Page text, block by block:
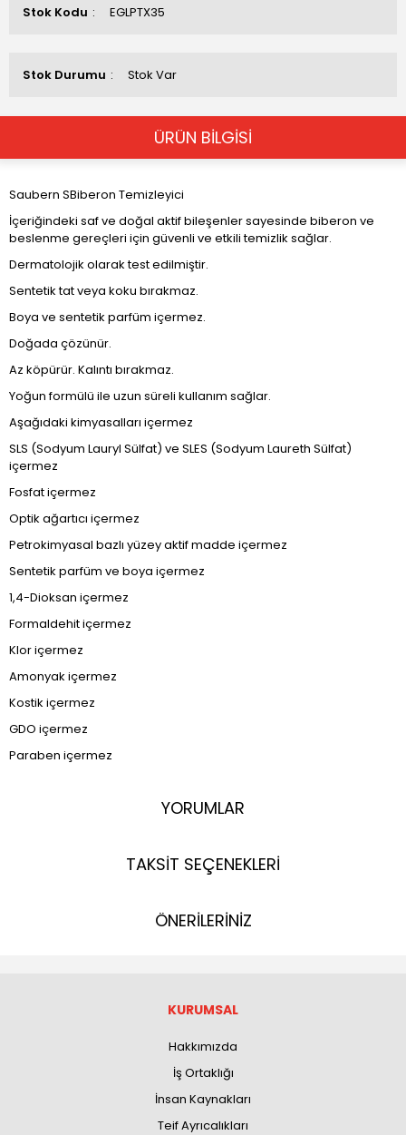
Stok Kodu EGLPTX35
Stok Durumu Stok Var
ÜRÜN BİLGİSİ
Saubern SBiberon Temizleyici
İçeriğindeki saf ve doğal aktif bileşenler sayesinde biberon ve
beslenme gereçleri için güvenli ve etkili temizlik sağlar.
Dermatolojik olarak test edilmiştir.
Sentetik tat veya koku bırakmaz.
Boya ve sentetik parfüm içermez.
Doğada çözünür.
Az köpürür. Kalıntı bırakmaz.
Yoğun formülü ile uzun süreli kullanım sağlar.
Aşağıdaki kimyasalları içermez
SLS (Sodyum Lauryl Sülfat) ve SLES (Sodyum Laureth Sülfat)
içermez
Fosfat içermez
Optik ağartıcı içermez
Petrokimyasal bazlı yüzey aktif madde içermez
Sentetik parfüm ve boya içermez
1,4-Dioksan içermez
Formaldehit içermez
Klor içermez
Amonyak içermez
Kostik içermez
GDO içermez
Paraben içermez
YORUMLAR
TAKSİT SEÇENEKLERİ
ÖNERİLERİNİZ
KURUMSAL
Hakkımızda
İş Ortaklığı
İnsan Kaynakları
Teif Ayrıcalıkları